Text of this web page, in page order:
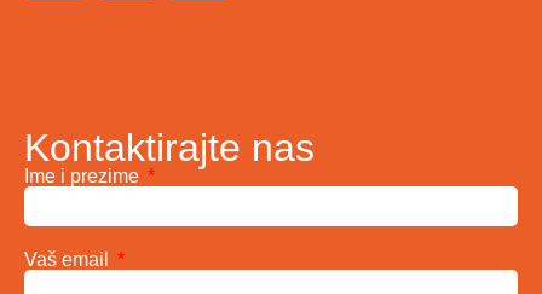
Kontaktirajte nas
Ime i prezime
Vaš email